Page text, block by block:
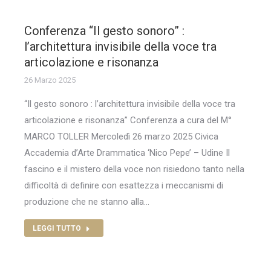
Conferenza “Il gesto sonoro” :
l’architettura invisibile della voce tra
articolazione e risonanza
26 Marzo 2025
“Il gesto sonoro : l’architettura invisibile della voce tra
articolazione e risonanza” Conferenza a cura del M°
MARCO TOLLER Mercoledì 26 marzo 2025 Civica
Accademia d’Arte Drammatica ‘Nico Pepe’ – Udine Il
fascino e il mistero della voce non risiedono tanto nella
difficoltà di definire con esattezza i meccanismi di
produzione che ne stanno alla…
LEGGI TUTTO